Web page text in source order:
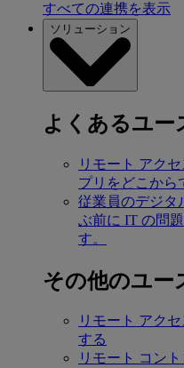
すべての連携を表示
ソリューション
よくあるユー
リモート アク
プリをどこから
従業員のデジタ
ぶ前に IT の問
す。
その他のユー
リモート アクセ
する
リモート コン